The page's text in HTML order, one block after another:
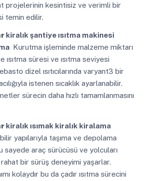
projelerinin kesintisiz ve verimli bir
temin edilir.
kiralık şantiye ısıtma makinesi
Kurutma işleminde malzeme miktarı
ısıtma süresi ve ısıtma seviyesi
dizel ısıtıcılarında varyant3 bir
istenen sıcaklık ayarlanabilir.
sürecin daha hızlı tamamlanmasını
kiralık ısımak kiralık kiralama
yapılarıyla taşıma ve depolama
sayede araç sürücüsü ve yolcuları
bir sürüş deneyimi yaşarlar.
kolaydır bu da çadır ısıtma sürecini